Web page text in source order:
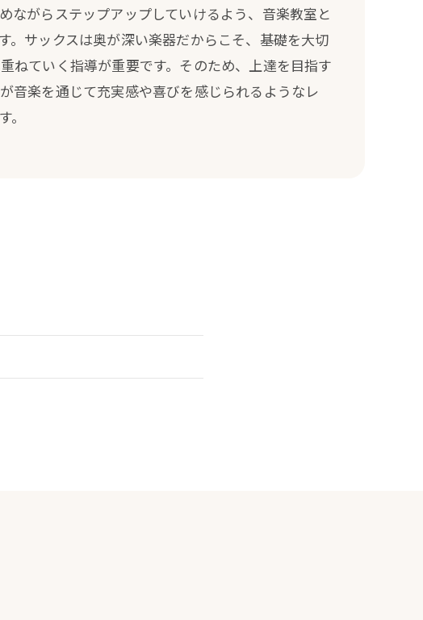
ながらステップアップしていけるよう、音楽教室と
。サックスは奥が深い楽器だからこそ、基礎を大切
ねていく指導が重要です。そのため、上達を目指す
音楽を通じて充実感や喜びを感じられるようなレ